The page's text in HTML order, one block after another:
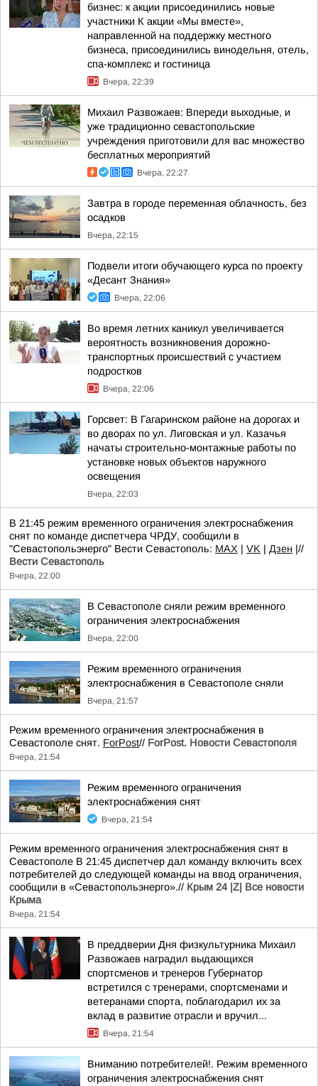
бизнес: к акции присоединились новые
участники К акции «Мы вместе»,
направленной на поддержку местного
бизнеса, присоединились винодельня, отель,
спа-комплекс и гостиница
Вчера, 22:39
Михаил Развожаев: Впереди выходные, и
уже традиционно севастопольские
учреждения приготовили для вас множество
бесплатных мероприятий
Вчера, 22:27
Завтра в городе переменная облачность, без
осадков
Вчера, 22:15
Подвели итоги обучающего курса по проекту
«Десант Знания»
Вчера, 22:06
Во время летних каникул увеличивается
вероятность возникновения дорожно-
транспортных происшествий с участием
подростков
Вчера, 22:06
Горсвет: В Гагаринском районе на дорогах и
во дворах по ул. Лиговская и ул. Казачья
начаты строительно-монтажные работы по
установке новых объектов наружного
освещения
Вчера, 22:03
В 21:45 режим временного ограничения электроснабжения
снят по команде диспетчера ЧРДУ, сообщили в
"Севастопольэнерго" Вести Севастополь: MAX | VK | Дзен |//
Вести Севастополь
Вчера, 22:00
В Севастополе сняли режим временного
ограничения электроснабжения
Вчера, 22:00
Режим временного ограничения
электроснабжения в Севастополе сняли
Вчера, 21:57
Режим временного ограничения электроснабжения в
Севастополе снят. ForPost// ForPost. Новости Севастополя
Вчера, 21:54
Режим временного ограничения
электроснабжения снят
Вчера, 21:54
Режим временного ограничения электроснабжения снят в
Севастополе В 21:45 диспетчер дал команду включить всех
потребителей до следующей команды на ввод ограничения,
сообщили в «Севастопольэнерго».// Крым 24 |Z| Все новости
Крыма
Вчера, 21:54
В преддверии Дня физкультурника Михаил
Развожаев наградил выдающихся
спортсменов и тренеров Губернатор
встретился с тренерами, спортсменами и
ветеранами спорта, поблагодарил их за
вклад в развитие отрасли и вручил...
Вчера, 21:54
Вниманию потребителей!. Режим временного
ограничения электроснабжения снят